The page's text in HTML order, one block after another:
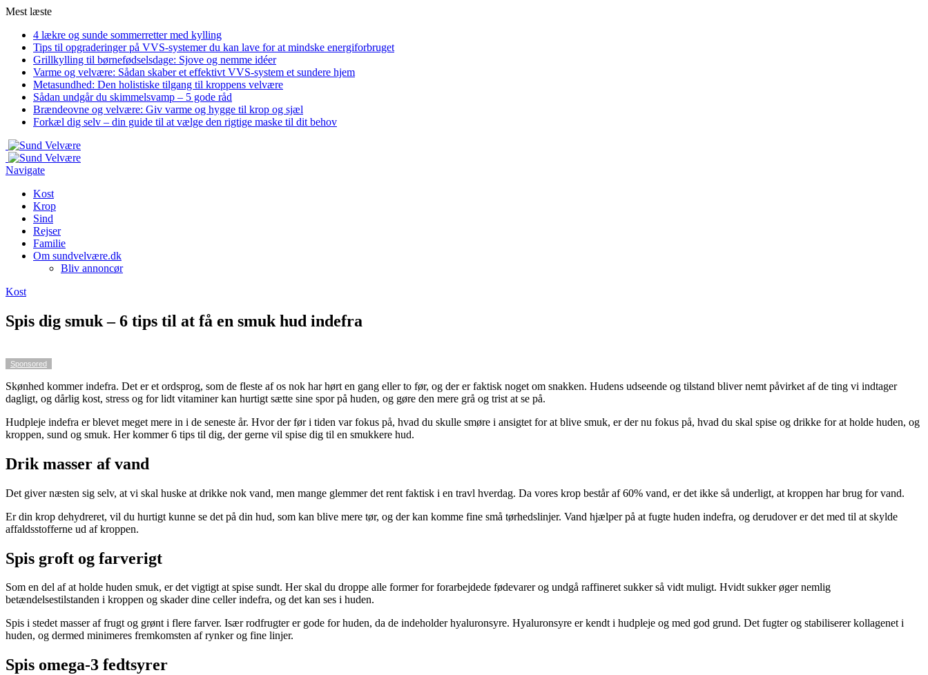
Mest læste
4 lækre og sunde sommerretter med kylling
Tips til opgraderinger på VVS-systemer du kan lave for at mindske energiforbruget
Grillkylling til børnefødselsdage: Sjove og nemme idéer
Varme og velvære: Sådan skaber et effektivt VVS-system et sundere hjem
Metasundhed: Den holistiske tilgang til kroppens velvære
Sådan undgår du skimmelsvamp – 5 gode råd
Brændeovne og velvære: Giv varme og hygge til krop og sjæl
Forkæl dig selv – din guide til at vælge den rigtige maske til dit behov
Navigate
Kost
Krop
Sind
Rejser
Familie
Om sundvelvære.dk
Bliv annoncør
Kost
Spis dig smuk – 6 tips til at få en smuk hud indefra
Sponsored
Skønhed kommer indefra. Det er et ordsprog, som de fleste af os nok har hørt en gang eller to før, og der er faktisk noget om snakken. Hudens udseende og tilstand bliver nemt påvirket af de ting vi indtager
dagligt, og dårlig kost, stress og for lidt vitaminer kan hurtigt sætte sine spor på huden, og gøre den mere grå og trist at se på.
Hudpleje indefra er blevet meget mere in i de seneste år. Hvor der før i tiden var fokus på, hvad du skulle smøre i ansigtet for at blive smuk, er der nu fokus på, hvad du skal spise og drikke for at holde huden, og
kroppen, sund og smuk. Her kommer 6 tips til dig, der gerne vil spise dig til en smukkere hud.
Drik masser af vand
Det giver næsten sig selv, at vi skal huske at drikke nok vand, men mange glemmer det rent faktisk i en travl hverdag. Da vores krop består af 60% vand, er det ikke så underligt, at kroppen har brug for vand.
Er din krop dehydreret, vil du hurtigt kunne se det på din hud, som kan blive mere tør, og der kan komme fine små tørhedslinjer. Vand hjælper på at fugte huden indefra, og derudover er det med til at skylde
affaldsstofferne ud af kroppen.
Spis groft og farverigt
Som en del af at holde huden smuk, er det vigtigt at spise sundt. Her skal du droppe alle former for forarbejdede fødevarer og undgå raffineret sukker så vidt muligt. Hvidt sukker øger nemlig
betændelsestilstanden i kroppen og skader dine celler indefra, og det kan ses i huden.
Spis i stedet masser af frugt og grønt i flere farver. Især rodfrugter er gode for huden, da de indeholder hyaluronsyre. Hyaluronsyre er kendt i hudpleje og med god grund. Det fugter og stabiliserer kollagenet i
huden, og dermed minimeres fremkomsten af rynker og fine linjer.
Spis omega-3 fedtsyrer